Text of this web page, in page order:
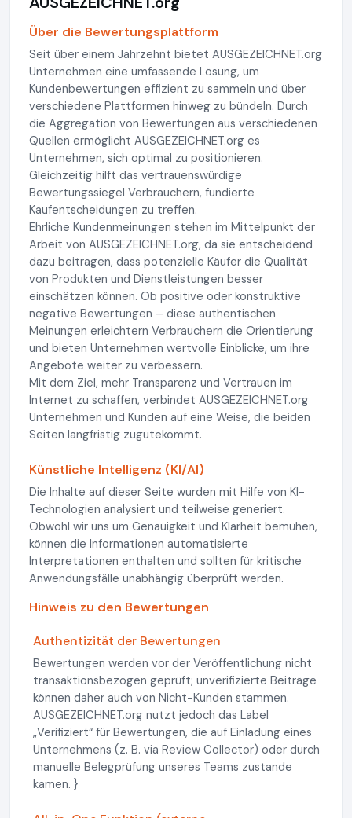
Über die Bewertungsplattform
Seit über einem Jahrzehnt bietet AUSGEZEICHNET.org
Unternehmen eine umfassende Lösung, um
Kundenbewertungen effizient zu sammeln und über
verschiedene Plattformen hinweg zu bündeln. Durch
die Aggregation von Bewertungen aus verschiedenen
Quellen ermöglicht AUSGEZEICHNET.org es
Unternehmen, sich optimal zu positionieren.
Gleichzeitig hilft das vertrauenswürdige
Bewertungssiegel Verbrauchern, fundierte
Kaufentscheidungen zu treffen.
Ehrliche Kundenmeinungen stehen im Mittelpunkt der
Arbeit von AUSGEZEICHNET.org, da sie entscheidend
dazu beitragen, dass potenzielle Käufer die Qualität
von Produkten und Dienstleistungen besser
einschätzen können. Ob positive oder konstruktive
negative Bewertungen – diese authentischen
Meinungen erleichtern Verbrauchern die Orientierung
und bieten Unternehmen wertvolle Einblicke, um ihre
Angebote weiter zu verbessern.
Mit dem Ziel, mehr Transparenz und Vertrauen im
Internet zu schaffen, verbindet AUSGEZEICHNET.org
Unternehmen und Kunden auf eine Weise, die beiden
Seiten langfristig zugutekommt.
Künstliche Intelligenz (KI/AI)
Die Inhalte auf dieser Seite wurden mit Hilfe von KI-
Technologien analysiert und teilweise generiert.
Obwohl wir uns um Genauigkeit und Klarheit bemühen,
können die Informationen automatisierte
Interpretationen enthalten und sollten für kritische
Anwendungsfälle unabhängig überprüft werden.
Hinweis zu den Bewertungen
Authentizität der Bewertungen
Bewertungen werden vor der Veröffentlichung nicht
transaktionsbezogen geprüft; unverifizierte Beiträge
können daher auch von Nicht-Kunden stammen.
AUSGEZEICHNET.org nutzt jedoch das Label
„Verifiziert“ für Bewertungen, die auf Einladung eines
Unternehmens (z. B. via Review Collector) oder durch
manuelle Belegprüfung unseres Teams zustande
kamen. }